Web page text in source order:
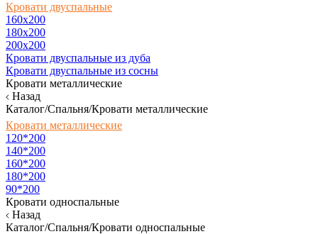
Кровати двуспальные
160х200
180x200
200x200
Кровати двуспальные из дуба
Кровати двуспальные из сосны
Кровати металлические
Назад
Каталог/Спальня/Кровати металлические
Кровати металлические
120*200
140*200
160*200
180*200
90*200
Кровати односпальные
Назад
Каталог/Спальня/Кровати односпальные